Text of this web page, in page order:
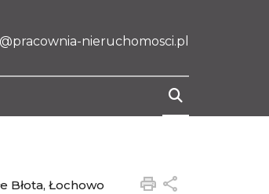
nieruchomosci.pl
Błota, Łochowo Drukuj